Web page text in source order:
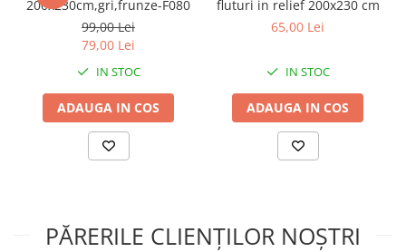
200x230cm,gri,frunze-F080
99,00 Lei
79,00 Lei
IN STOC
ADAUGA IN COS
fluturi in relief 200x230 cm
65,00 Lei
IN STOC
ADAUGA IN COS
PĂRERILE CLIENȚILOR NOȘTRI